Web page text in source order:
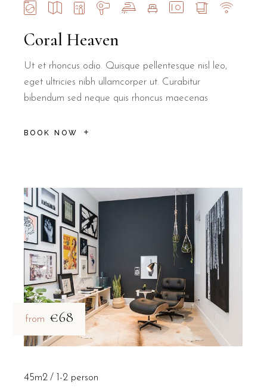
Coral Heaven
Ut et rhoncus odio. Quisque pellentesque nisl leo,
eget ultricies nibh ullamcorper ut. Curabitur
bibendum sed neque quis rhoncus maecenas
BOOK NOW
from €68
45m2 1-2 person